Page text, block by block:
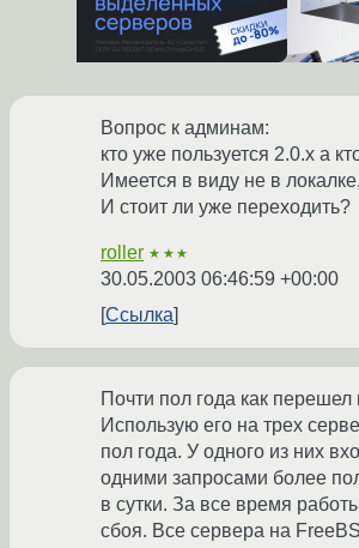
Вопрос к админам:
кто уже пользуется 2.0.x а
Имеется в виду не в
И стоит ли уже переходить?
roller ★★★
30.05.2003 06:46:59 +00:00
Ссылка
Почти пол года как
Использую его на трех
пол года. У одного из них
одними запросами более
в сутки. За все время
сбоя. Все сервера на